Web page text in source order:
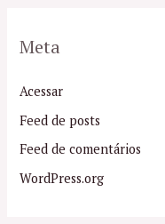
Meta
Acessar
Feed de posts
Feed de comentários
WordPress.org